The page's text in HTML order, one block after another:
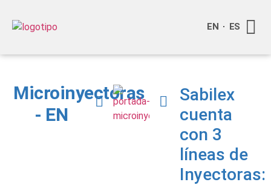
EN ES
Microinyectoras
- EN
Sabilex
cuenta
con 3
líneas de
Inyectoras: